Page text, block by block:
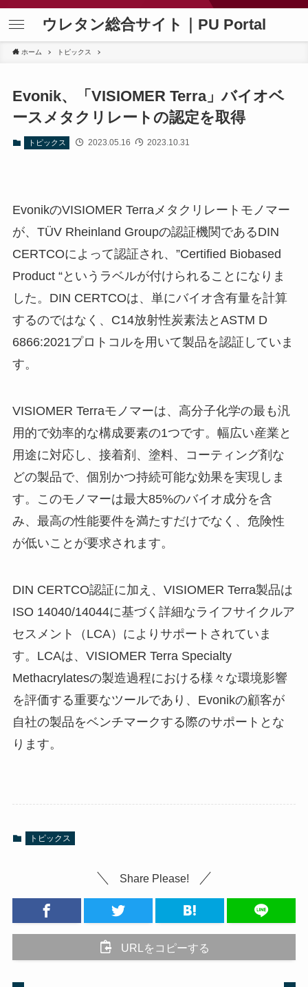
ウレタン総合サイト｜PU Portal
ホーム トピックス
Evonik、「VISIOMER Terra」バイオベ
ースメタクリレートの認定を取得
トピックス 2023.05.16 2023.10.31
EvonikのVISIOMER Terraメタクリレートモノマー
が、TÜV Rheinland Groupの認証機関であるDIN
CERTCOによって認証され、”Certified Biobased
Product “というラベルが付けられることになりま
した。DIN CERTCOは、単にバイオ含有量を計算
するのではなく、C14放射性炭素法とASTM D
6866:2021プロトコルを用いて製品を認証していま
す。
VISIOMER Terraモノマーは、高分子化学の最も汎
用的で効率的な構成要素の1つです。幅広い産業と
用途に対応し、接着剤、塗料、コーティング剤な
どの製品で、個別かつ持続可能な効果を実現しま
す。このモノマーは最大85%のバイオ成分を含
み、最高の性能要件を満たすだけでなく、危険性
が低いことが要求されます。
DIN CERTCO認証に加え、VISIOMER Terra製品は
ISO 14040/14044に基づく詳細なライフサイクルア
セスメント（LCA）によりサポートされていま
す。LCAは、VISIOMER Terra Specialty
Methacrylatesの製造過程における様々な環境影響
を評価する重要なツールであり、Evonikの顧客が
自社の製品をベンチマークする際のサポートとな
ります。
トピックス
Share Please!
URLをコピーする